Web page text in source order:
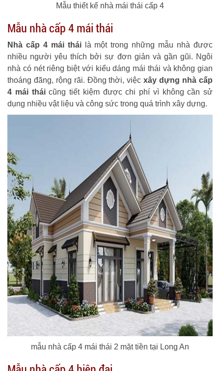
Mẫu thiết kế nhà mái thái cấp 4
Mẫu nhà cấp 4 mái thái
Nhà cấp 4 mái tháilà một trong những mẫu nhà được
nhiều người yêu thích bởi sự đơn giản và gần gũi. Ngôi
nhà có nét riêng biệt với kiểu dáng mái thái và không gian
thoáng đãng, rộng rãi. Đồng thời, việcxây dựng nhà cấp
4 mái tháicũng tiết kiệm được chi phí vì không cần sử
dụng nhiều vật liệu và công sức trong quá trình xây dựng.
mẫu nhà cấp 4 mái thái 2 mặt tiền tại Long An